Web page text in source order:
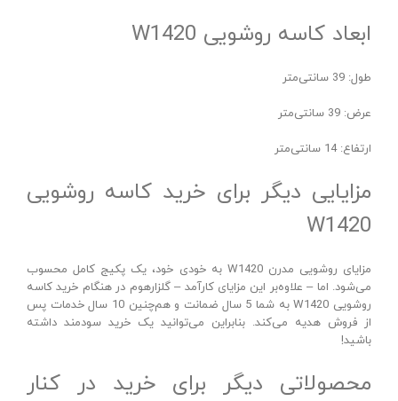
ابعاد کاسه روشویی W1420
طول: 39 سانتی‌متر
عرض: 39 سانتی‌متر
ارتفاع: 14 سانتی‌متر
مزایایی دیگر برای خرید کاسه روشویی
W1420
مزایای روشویی مدرن W1420 به خودی خود، یک پکیج کامل محسوب
می‌شود. اما – علاوه‌بر این مزایای کارآمد – گلزارهوم در هنگام خرید کاسه
روشویی W1420 به شما 5 سال ضمانت و هم‌چنین 10 سال خدمات پس
از فروش هدیه می‌کند. بنابراین می‌توانید یک خرید سودمند داشته
باشید!
محصولاتی دیگر برای خرید در کنار